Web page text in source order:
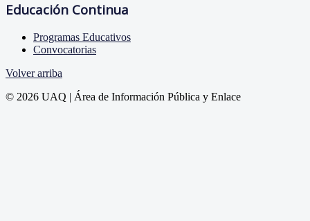
Educación Continua
Programas Educativos
Convocatorias
Volver arriba
© 2026 UAQ | Área de Información Pública y Enlace